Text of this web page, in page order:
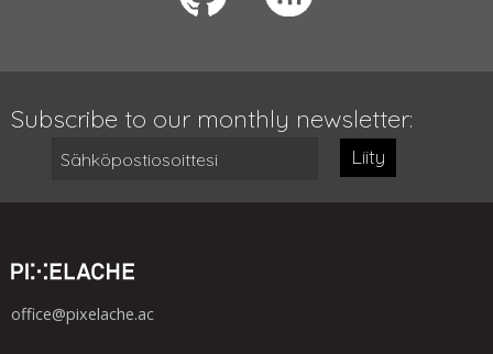
Subscribe to our monthly newsletter:
Liity
office@pixelache.ac